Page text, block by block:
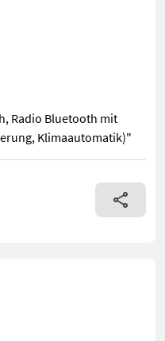
Radio Bluetooth mit
Klimaautomatik)"
Michelin BIBLOAD